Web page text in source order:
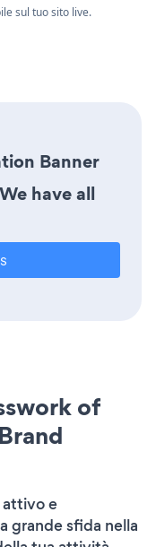
sul tuo sito live.
Banner
have all
of
attivo e
grande sfida nella